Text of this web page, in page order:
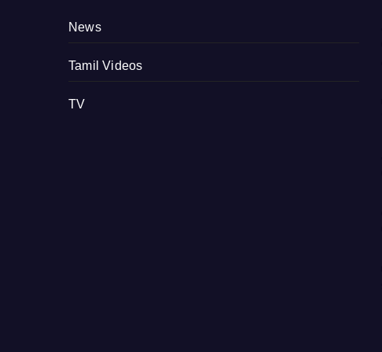
News
Tamil Videos
TV